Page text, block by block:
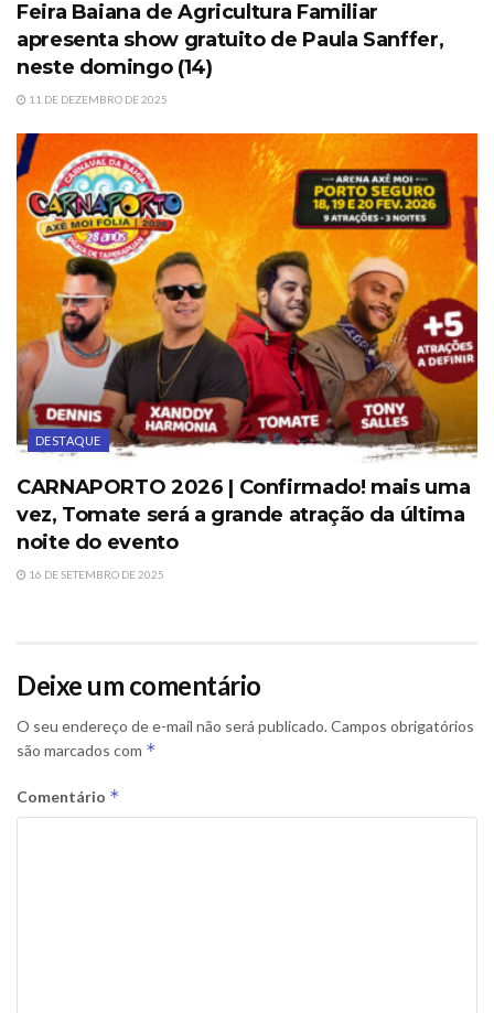
Feira Baiana de Agricultura Familiar
apresenta show gratuito de Paula Sanffer,
neste domingo (14)
11 DE DEZEMBRO DE 2025
DESTAQUE
CARNAPORTO 2026 | Confirmado! mais uma
vez, Tomate será a grande atração da última
noite do evento
16 DE SETEMBRO DE 2025
Deixe um comentário
O seu endereço de e-mail não será publicado. Campos obrigatórios
são marcados com *
Comentário *